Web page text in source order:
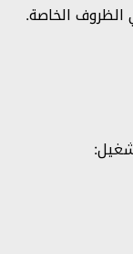
الظروف الخاصة.